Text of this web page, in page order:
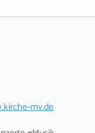
mv.de